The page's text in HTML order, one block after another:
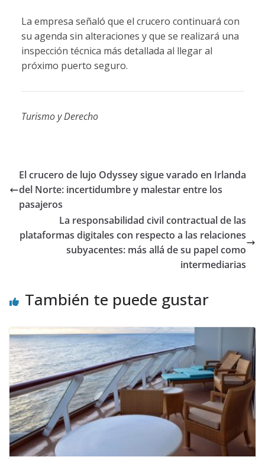
La empresa señaló que el crucero continuará con
su agenda sin alteraciones y que se realizará una
inspección técnica más detallada al llegar al
próximo puerto seguro.
Turismo y Derecho
El crucero de lujo Odyssey sigue varado en Irlanda
del Norte: incertidumbre y malestar entre los
pasajeros
La responsabilidad civil contractual de las
plataformas digitales con respecto a las relaciones
subyacentes: más allá de su papel como
intermediarias
También te puede gustar